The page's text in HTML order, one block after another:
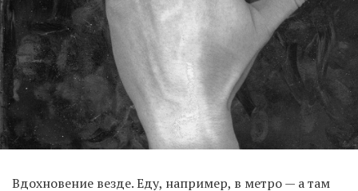
Вдохновение везде. Еду, например, в метро — а там